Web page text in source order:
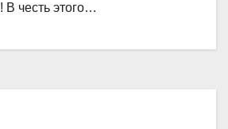
В честь этого…